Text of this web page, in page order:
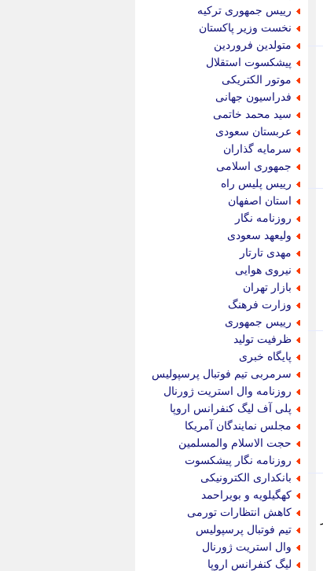
رییس جمهوری ترکیه
نخست وزیر پاکستان
متولدین فروردین
پیشکسوت استقلال
موتور الکتریکی
فدراسیون جهانی
سید محمد خاتمی
عربستان سعودی
سرمایه گذاران
جمهوری اسلامی
رییس پلیس راه
استان اصفهان
روزنامه نگار
ولیعهد سعودی
مهدی تارتار
نیروی هوایی
بازار تهران
وزارت فرهنگ
رییس جمهوری
ظرفیت تولید
پایگاه خبری
سرمربی تیم فوتبال پرسپولیس
روزنامه وال استریت ژورنال
پلی آف لیگ کنفرانس اروپا
مجلس نمایندگان آمریکا
حجت الاسلام والمسلمین
روزنامه نگار پیشکسوت
بانکداری الکترونیکی
کهگیلویه و بویراحمد
کاهش انتظارات تورمی
تیم فوتبال پرسپولیس
وال استریت ژورنال
لیگ کنفرانس اروپا